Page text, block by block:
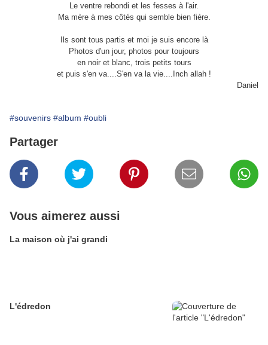
Le ventre rebondi et les fesses à l'air.
Ma mère à mes côtés qui semble bien fière.
Ils sont tous partis et moi je suis encore là
Photos d'un jour, photos pour toujours
en noir et blanc, trois petits tours
et puis s'en va....S'en va la vie....Inch allah !
Daniel
#souvenirs #album #oubli
Partager
Vous aimerez aussi
La maison où j'ai grandi
L'édredon